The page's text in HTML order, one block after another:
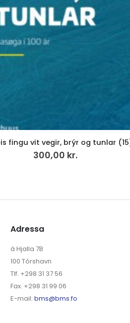
Náttúrunnar Børn (15)
40,00kr.
Adressa
á Hjalla 7B
100 Tórshavn
Tlf. +298 31 37 56
Fax. +298 31 99 06
E-mail: bms@bms.fo